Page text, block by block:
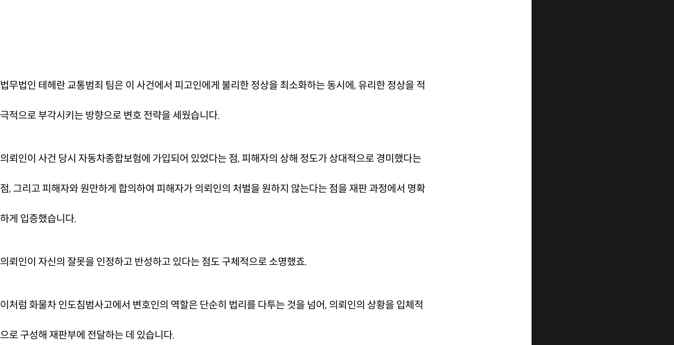
법무법인 테헤란 교통범죄 팀은 이 사건에서 피고인에게 불리한 정상을 최소화하는 동시에, 유리한 정상을 적
극적으로 부각시키는 방향으로 변호 전략을 세웠습니다.
의뢰인이 사건 당시 자동차종합보험에 가입되어 있었다는 점, 피해자의 상해 정도가 상대적으로 경미했다는
점, 그리고 피해자와 원만하게 합의하여 피해자가 의뢰인의 처벌을 원하지 않는다는 점을 재판 과정에서 명확
하게 입증했습니다.
의뢰인이 자신의 잘못을 인정하고 반성하고 있다는 점도 구체적으로 소명했죠.
이처럼 화물차 인도침범사고에서 변호인의 역할은 단순히 법리를 다투는 것을 넘어, 의뢰인의 상황을 입체적
으로 구성해 재판부에 전달하는 데 있습니다.